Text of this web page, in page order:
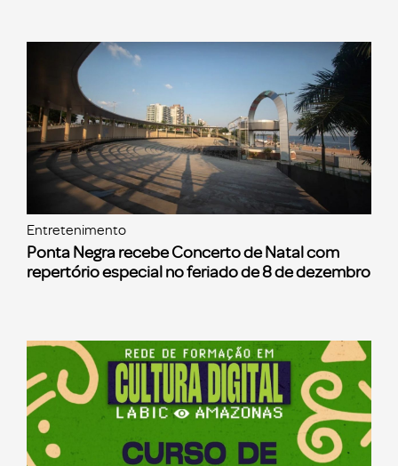
Entretenimento
Ponta Negra recebe Concerto de Natal com
repertório especial no feriado de 8 de dezembro